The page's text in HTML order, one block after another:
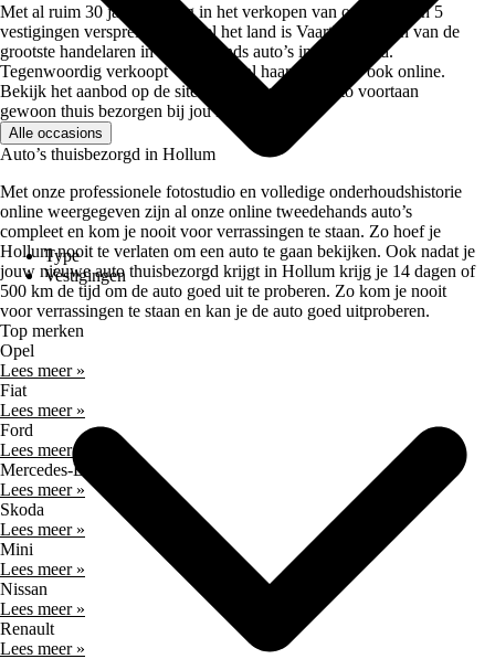
Type
Vestigingen
Met al ruim 30 jaar ervaring in het verkopen van occasions en 5
vestigingen verspreid over heel het land is Vaartland.nl één van de
grootste handelaren in tweedehands auto’s in Nederland.
Tegenwoordig verkoopt Vaartland.nl haar occasions ook online.
Bekijk het aanbod op de site en laat je nieuwe auto voortaan
gewoon thuis bezorgen bij jou in Hollum.
Alle occasions
Auto’s thuisbezorgd in Hollum
Met onze professionele fotostudio en volledige onderhoudshistorie
online weergegeven zijn al onze online tweedehands auto’s
compleet en kom je nooit voor verrassingen te staan. Zo hoef je
Hollum nooit te verlaten om een auto te gaan bekijken. Ook nadat je
jouw nieuwe auto thuisbezorgd krijgt in Hollum krijg je 14 dagen of
500 km de tijd om de auto goed uit te proberen. Zo kom je nooit
voor verrassingen te staan en kan je de auto goed uitproberen.
Top merken
Opel
Lees meer »
Fiat
Lees meer »
Ford
Lees meer »
Mercedes-Benz
Lees meer »
Skoda
Lees meer »
Mini
Lees meer »
Nissan
Lees meer »
Renault
Lees meer »